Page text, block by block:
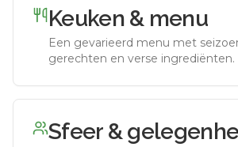
Keuken & menu
Een gevarieerd menu met
gerechten en verse ingrediënten.
Sfeer &